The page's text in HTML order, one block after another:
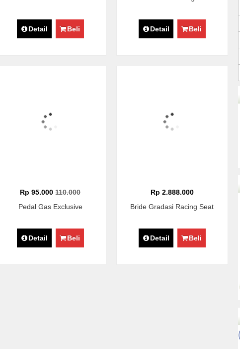
Detail Beli Detail Beli
Rp 95.000110.000
Pedal Gas Exclusive
Detail Beli
Rp 2.888.000
Bride Gradasi Racing Seat
Detail Beli